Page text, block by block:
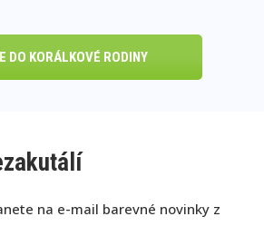
DO KORÁLKOVÉ RODINY
na e-mail barevné novinky z